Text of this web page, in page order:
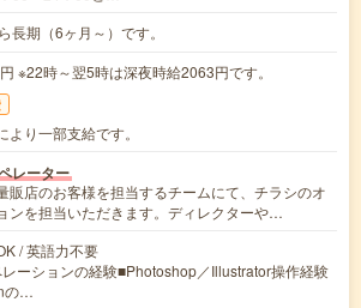
長期（6ヶ月～）です。
※22時～翌5時は深夜時給2063円です。
より一部支給です。
レーター
販店のお客様を担当するチームにて、チラシのオ
ンを担当いただきます。ディレクターや…
/ 英語力不要
ーションの経験■Photoshop／Illustrator操作経験
の…